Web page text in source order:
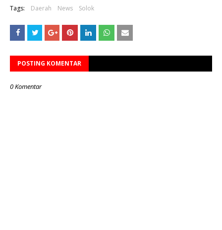
Tags: Daerah News Solok
POSTING KOMENTAR
0 Komentar